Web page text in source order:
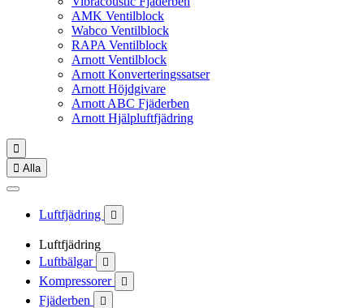
AMK Ventilblock
Wabco Ventilblock
RAPA Ventilblock
Arnott Ventilblock
Arnott Konverteringssatser
Arnott Höjdgivare
Arnott ABC Fjäderben
Arnott Hjälpluftfjädring

 Alla
Luftfjädring 
Luftfjädring
Luftbälgar

Kompressorer 
Fjäderben 